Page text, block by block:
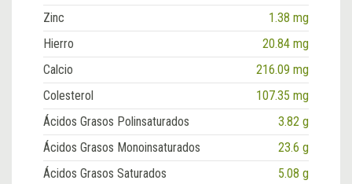
Zinc
1.38 mg
Hierro
20.84 mg
Calcio
216.09 mg
Colesterol
107.35 mg
Ácidos Grasos Polinsaturados
3.82 g
Ácidos Grasos Monoinsaturados
23.6 g
Ácidos Grasos Saturados
5.08 g